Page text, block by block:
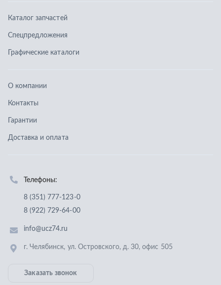
Доставка и оплата
Отправить заявку
Политика конфиденциальности
Разработка - ALGUS